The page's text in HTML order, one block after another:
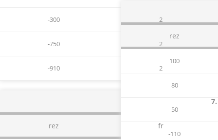
-300 2
-750 2
-910 2
7.
rez fr
rez
100
80
50
-110